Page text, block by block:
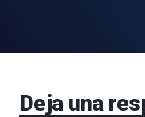
Deja una